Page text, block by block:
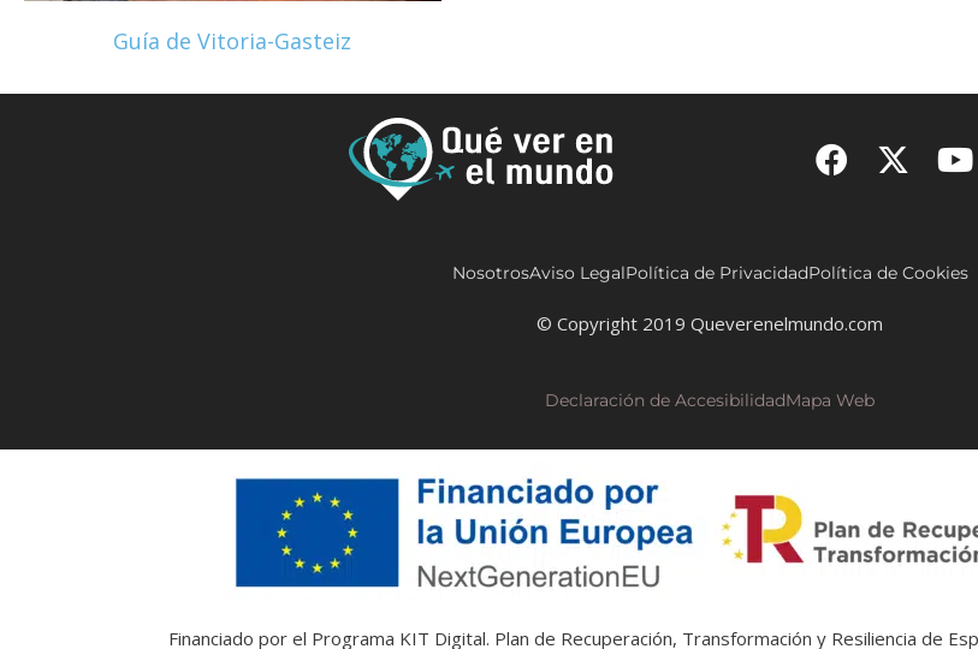
Guía de Vitoria-Gasteiz
NosotrosAviso LegalPolítica de PrivacidadPolítica de Cookies
© Copyright 2019 Queverenelmundo.com
Declaración de AccesibilidadMapa Web
Financiado por el Programa KIT Digital. Plan de Recuperación, Transformación y Resiliencia de